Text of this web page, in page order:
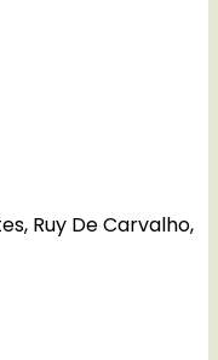
Ruy De Carvalho,